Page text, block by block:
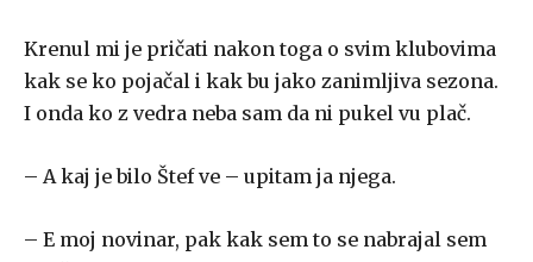
Krenul mi je pričati nakon toga o svim klubovima
kak se ko pojačal i kak bu jako zanimljiva sezona.
I onda ko z vedra neba sam da ni pukel vu plač.
– A kaj je bilo Štef ve – upitam ja njega.
– E moj novinar, pak kak sem to se nabrajal sem